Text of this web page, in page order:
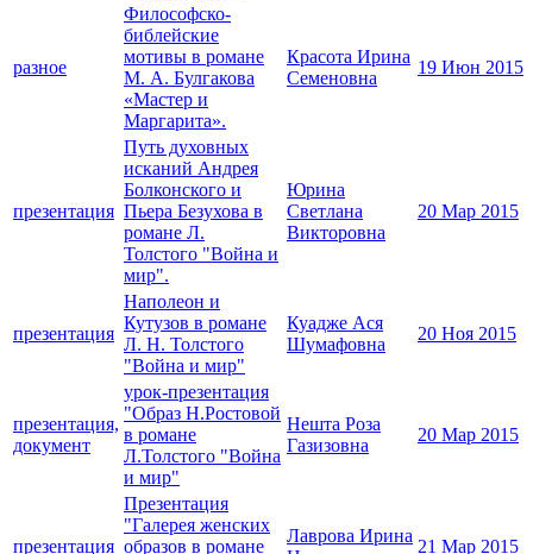
разное
Философско-
библейские
мотивы в романе
М. А. Булгакова
«Мастер и
Маргарита».
Красота Ирина
Семеновна
19 Июн 2015
презентация
Путь духовных
исканий Андрея
Болконского и
Пьера Безухова в
романе Л.
Толстого "Война и
мир".
Юрина
Светлана
Викторовна
20 Мар 2015
презентация
Наполеон и
Кутузов в романе
Л. Н. Толстого
"Война и мир"
Куадже Ася
Шумафовна
20 Ноя 2015
презентация,
документ
урок-презентация
"Образ Н.Ростовой
в романе
Л.Толстого "Война
и мир"
Нешта Роза
Газизовна
20 Мар 2015
презентация
Презентация
"Галерея женских
образов в романе
Лаврова Ирина
21 Мар 2015